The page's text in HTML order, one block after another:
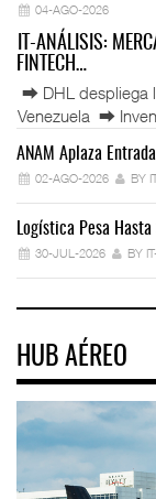
04-AGO-2026
IT-ANÁLISIS:
FINTECH…
⮕ DHL despliega
Venezuela ⮕
ANAM Aplaza Entrada
02-AGO-2026 BY
Logística Pesa Hasta
30-JUL-2026 BY
HUB AÉREO